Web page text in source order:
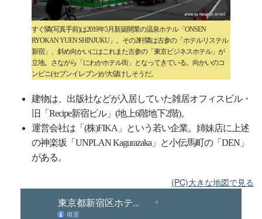
すぐ隣(写真手前)は2019年5月新築開業の温泉ホテル「ONSEN
RYOKAN YUEN SHINJUKU」。その2軒隣は古参の「ホテルリステル
新宿」、斜め向かいにはこれまた古参の「東京ビジネスホテル」が
立地。さながら「にわかホテル街」となってきている。向かいのコ
ンビニ(セブンイレブン)が大儲けしそうだ。
建物は、出版社などが入居していた雑居オフィスビル・
旧「Recipe新宿ビル」(地上6階地下2階)。
運営会社は「(株)FIKA」という若い企業。姉妹店に上述
の神楽坂「UNPLAN Kagurazaka」と小伝馬町の「DEN」
がある。
(PC)大きな地図で見る